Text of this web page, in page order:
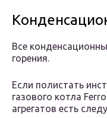
Все
горения.
Если полистать
газового котла
агрегатов есть